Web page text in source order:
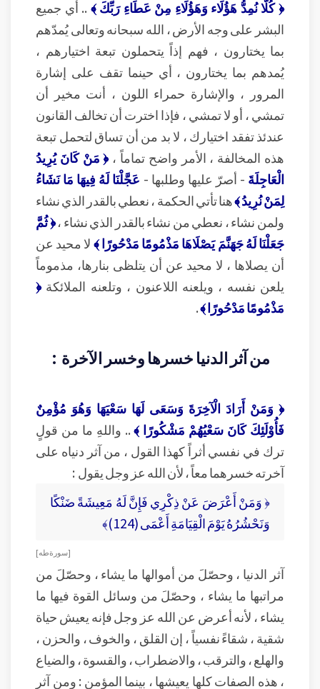
﴿ كُلًّا نُمِدُّ هَؤُلَاء وَهَؤُلَاءِ مِنْ عَطَاءِ رَبِّكَ ﴾ .. أي جميع
البشر على وجه الأرض ، الله سبحانه وتعالى يُمدّهم
بما يختارون ، فهم إذاً يتحملون تبعة اختيارهم ،
يُمدهم بما يختارون ، أي حينما تقف على إشارة
المرور ، والإشارة حمراء اللون ، أنت مخير أن
تمشي ، أو لا تمشي ، فإذا اخترت أن تخالف القانون
عندئذ تفقد اختيارك ، لا بد من أن تساق لتحمل تبعة
هذه المخالفة ، الأمر واضح تماماً ، ﴿ مَنْ كَانَ يُرِيدُ
الْعَاجِلَةَ - أصرّ عليها وطلبها - عَجَّلْنَا لَهُ فِيهَا مَا نَشَاءُ
لِمَنْ نُرِيدُ ﴾هنا تأتي الحكمة ، نعطي بالقدر الذي نشاء
ولمن نشاء ، نعطي من نشاء بالقدر الذي نشاء ،﴿ ثُمَّ
جَعَلْنَا لَهُ جَهَنَّمَ يَصْلَاهَا مَذْمُومًا مَدْحُورًا ﴾لا محيد عن
أن يصلاها ، لا محيد عن أن يتلظى بنارها، مذموماً
يلعن نفسه ، ويلعنه اللاعنون ، وتلعنه الملائكة﴿
مَذْمُومًا مَدْحُورًا ﴾.
من آثر الدنيا خسرها وخسر الآخرة :
﴿ وَمَنْ أَرَادَ الْآخِرَةَ وَسَعَى لَهَا سَعْيَهَا وَهُوَ مُؤْمِنٌ
فَأُوْلَئِكَ كَانَ سَعْيُهُمْ مَشْكُورًا ﴾.. واللهِ ما من قولٍ
ترك في نفسي أثراً كهذا القول ، من آثر دنياه على
آخرته خسرهما معاً ، لأن الله عز وجل يقول :
﴿ وَمَنْ أَعْرَضَ عَنْ ذِكْرِي فَإِنَّ لَهُ مَعِيشَةً ضَنْكًا
وَنَحْشُرُهُ يَوْمَ الْقِيَامَةِ أَعْمَى (124)﴾
[ سورة طه ]
آثر الدنيا ، وحصّلَ من أموالها ما يشاء ، وحصّلَ من
مراتبها ما يشاء ، وحصّلَ من وسائل القوة فيها ما
يشاء ، لأنه أعرض عن الله عز وجل فإنه يعيش حياة
شقية ، شقاءً نفسياً ، إن القلق ، والخوف ، والحزن ،
والهلع ، والترقب ، والاضطراب ، والقسوة ، والضياع
، هذه الصفات كلها يعيشها ، بينما المؤمن : ومن آثر